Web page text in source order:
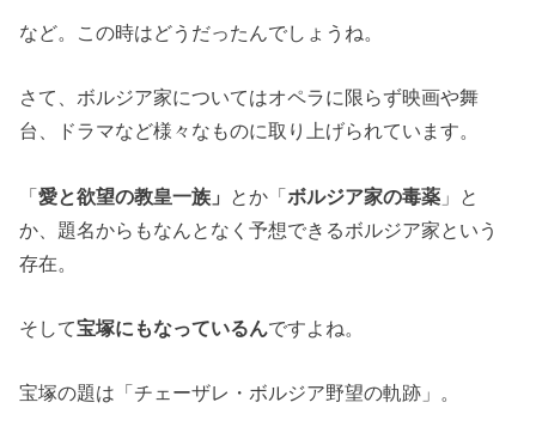
など。この時はどうだったんでしょうね。
さて、ボルジア家についてはオペラに限らず映画や舞
台、ドラマなど様々なものに取り上げられています。
「愛と欲望の教皇一族」 とか「ボルジア家の毒薬 」と
か、題名からもなんとなく予想できるボルジア家という
存在。
そして宝塚にもなっているんですよね。
宝塚の題は「チェーザレ・ボルジア野望の軌跡」。